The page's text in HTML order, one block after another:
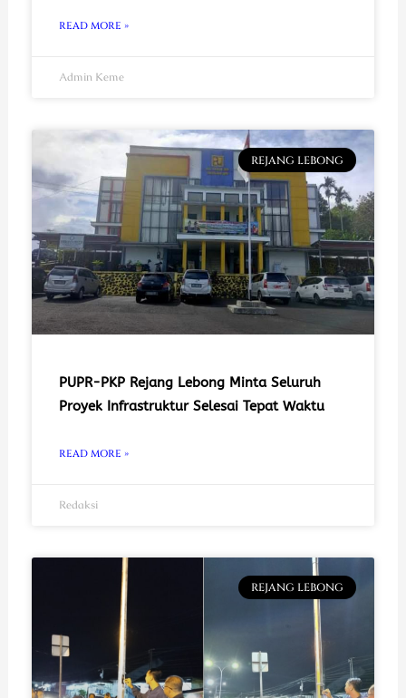
READ MORE »
Admin Keme
REJANG LEBONG
PUPR-PKP Rejang Lebong Minta Seluruh
Proyek Infrastruktur Selesai Tepat Waktu
READ MORE »
Redaksi
REJANG LEBONG